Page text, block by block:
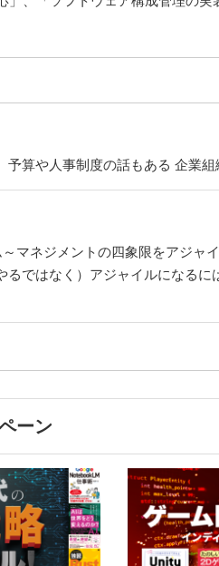
予算や人事制度の話もある 企業
マネジメントの四象限をアジャ
るではなく）アジャイルになる
ーン